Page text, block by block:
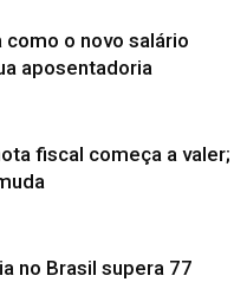
como o novo salário
aposentadoria
fiscal começa a valer;
no Brasil supera 77